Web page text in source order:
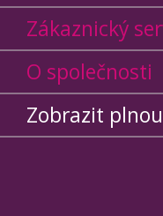
Zákaznický
O společnosti
Zobrazit